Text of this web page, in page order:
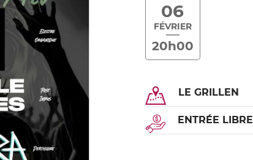
06
FÉVRIER
20h00
LE GRILLEN
ENTRÉE LIBRE